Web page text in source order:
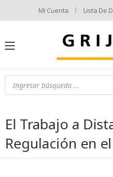
Mi Cuenta Lista De
El Trabajo a
Regulación en